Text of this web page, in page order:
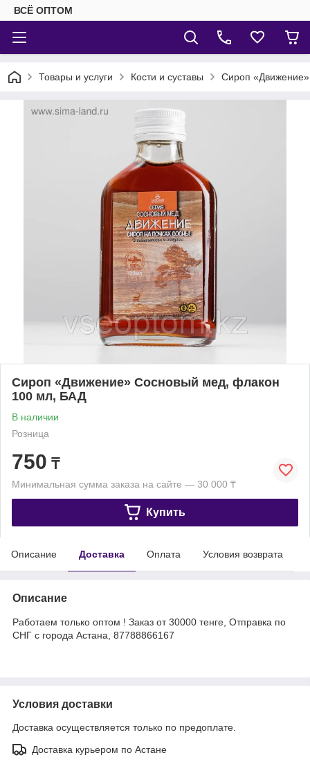
ВСЁ ОПТОМ
Товары и услуги Кости и суставы Сироп
Сироп «Движение» Сосновый мед, флакон
100 мл, БАД
В наличии
Розница
750 ₸
Минимальная сумма заказа на сайте — 30 000 ₸
Купить
Описание Доставка Оплата Условия возврата
Описание
Работаем только оптом ! Заказ от 30000 тенге, Отправка по
СНГ с города Астана, 87788866167
Условия доставки
Доставка осуществляется только по предоплате.
Доставка курьером по Астане